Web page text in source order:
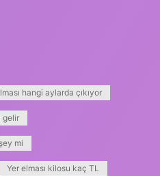
hangi aylarda çıkıyor
gelir
mi
Yer elması kilosu kaç TL